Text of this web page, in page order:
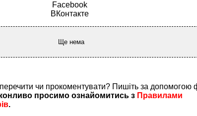
Facebook
ВКонтакте
Ще нема
чи прокоментувати? Пишіть за допомогою
просимо ознайомитись з Правилами
.